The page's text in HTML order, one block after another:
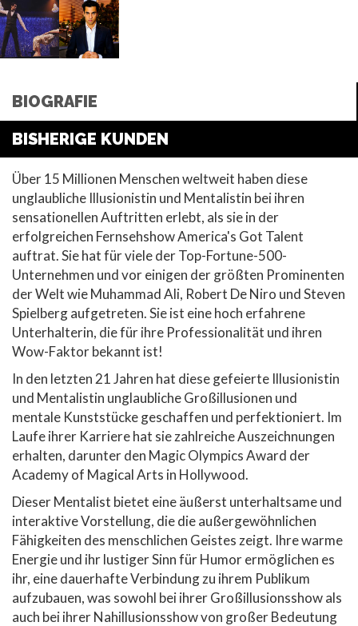
BIOGRAFIE
BISHERIGE KUNDEN
Über 15 Millionen Menschen weltweit haben diese
unglaubliche Illusionistin und Mentalistin bei ihren
sensationellen Auftritten erlebt, als sie in der
erfolgreichen Fernsehshow America's Got Talent
auftrat. Sie hat für viele der Top-Fortune-500-
Unternehmen und vor einigen der größten Prominenten
der Welt wie Muhammad Ali, Robert De Niro und Steven
Spielberg aufgetreten. Sie ist eine hoch erfahrene
Unterhalterin, die für ihre Professionalität und ihren
Wow-Faktor bekannt ist!
In den letzten 21 Jahren hat diese gefeierte Illusionistin
und Mentalistin unglaubliche Großillusionen und
mentale Kunststücke geschaffen und perfektioniert. Im
Laufe ihrer Karriere hat sie zahlreiche Auszeichnungen
erhalten, darunter den Magic Olympics Award der
Academy of Magical Arts in Hollywood.
Dieser Mentalist bietet eine äußerst unterhaltsame und
interaktive Vorstellung, die die außergewöhnlichen
Fähigkeiten des menschlichen Geistes zeigt. Ihre warme
Energie und ihr lustiger Sinn für Humor ermöglichen es
ihr, eine dauerhafte Verbindung zu ihrem Publikum
aufzubauen, was sowohl bei ihrer Großillusionsshow als
auch bei ihrer Nahillusionsshow von großer Bedeutung